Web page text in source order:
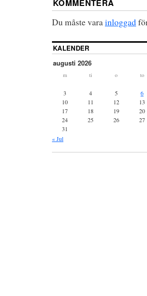
KOMMENTERA
Du måste varainloggad
KALENDER
augusti 2026
m ti o to
« Jul
3
4 5 6
10
11 12 13
17
18 19 20
24
25 26 27
31